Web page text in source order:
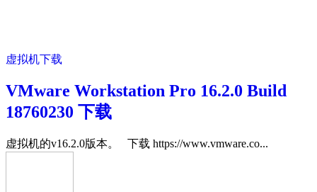
虚拟机下载
VMware Workstation Pro 16.2.0 Build
18760230 下载
虚拟机的v16.2.0版本。 下载 https://www.vmware.co...